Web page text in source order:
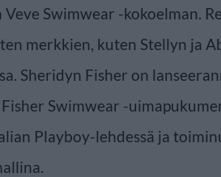
Swimwear -kokoelman.
merkkien, kuten Stellyn ja
Sheridyn Fisher on
Swimwear -
Playboy-lehdessä ja